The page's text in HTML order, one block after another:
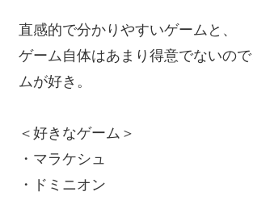
直感的で分かりやすいゲームと、
ゲーム自体はあまり得意でないの
ムが好き。
＜好きなゲーム＞
・マラケシュ
・ドミニオン